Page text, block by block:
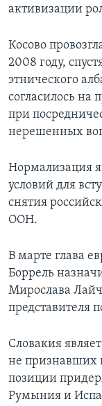
активизации
Косово
2008 году,
этнического
согласилось на
при
нерешенных
Нормализация
условий для
снятия
ООН.
В марте глава
Боррель
Мирослава
представителя
Словакия
не признавших
позиции
Румыния и